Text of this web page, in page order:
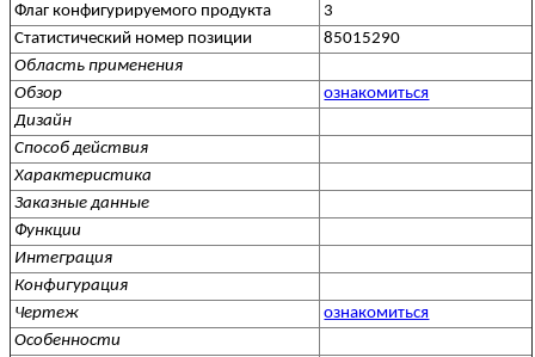
Флаг конфигурируемого продукта
3
Статистический номер позиции
85015290
Область применения
Обзор
ознакомиться
Дизайн
Способ действия
Характеристика
Заказные данные
Функции
Интеграция
Конфигурация
Чертеж
ознакомиться
Особенности